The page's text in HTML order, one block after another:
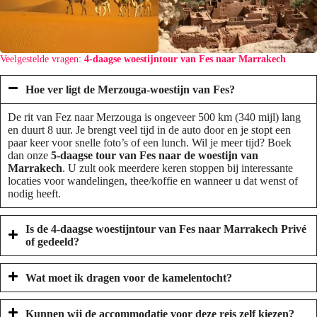
Veelgestelde vragen: 4-daagse woestijntour van Fes naar Marrakech
Hoe ver ligt de Merzouga-woestijn van Fes?
De rit van Fez naar Merzouga is ongeveer 500 km (340 mijl) lang
en duurt 8 uur. Je brengt veel tijd in de auto door en je stopt een
paar keer voor snelle foto’s of een lunch. Wil je meer tijd? Boek
dan onze 5-daagse tour van Fes naar de woestijn van
Marrakech. U zult ook meerdere keren stoppen bij interessante
locaties voor wandelingen, thee/koffie en wanneer u dat wenst of
nodig heeft.
Is de 4-daagse woestijntour van Fes naar Marrakech Privé
of gedeeld?
Wat moet ik dragen voor de kamelentocht?
Kunnen wij de accommodatie voor deze reis zelf kiezen?